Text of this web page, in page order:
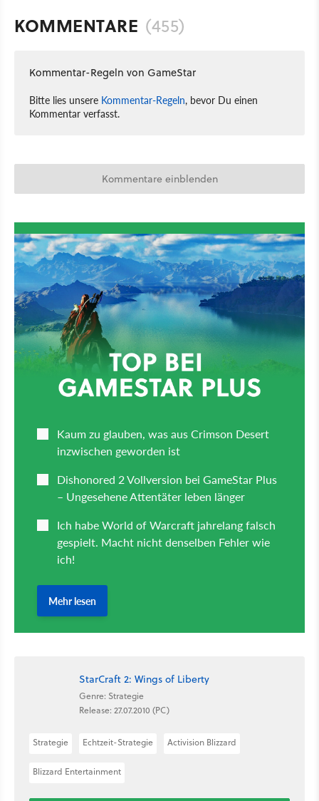
KOMMENTARE (455)
Kommentar-Regeln von GameStar
Bitte lies unsere Kommentar-Regeln, bevor Du einen
Kommentar verfasst.
Kommentare einblenden
StarCraft 2: Wings of Liberty
Genre: Strategie
Release: 27.07.2010 (PC)
Strategie Echtzeit-Strategie Activision Blizzard
Blizzard Entertainment